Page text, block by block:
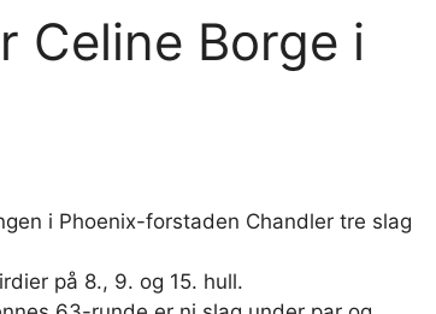
Celine Borge i
i Phoenix-forstaden Chandler tre slag
på 8., 9. og 15. hull.